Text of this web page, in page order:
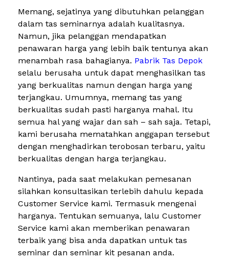
Memang, sejatinya yang dibutuhkan pelanggan
dalam tas seminarnya adalah kualitasnya.
Namun, jika pelanggan mendapatkan
penawaran harga yang lebih baik tentunya akan
menambah rasa bahagianya. Pabrik Tas Depok
selalu berusaha untuk dapat menghasilkan tas
yang berkualitas namun dengan harga yang
terjangkau. Umumnya, memang tas yang
berkualitas sudah pasti harganya mahal. Itu
semua hal yang wajar dan sah – sah saja. Tetapi,
kami berusaha mematahkan anggapan tersebut
dengan menghadirkan terobosan terbaru, yaitu
berkualitas dengan harga terjangkau.
Nantinya, pada saat melakukan pemesanan
silahkan konsultasikan terlebih dahulu kepada
Customer Service kami. Termasuk mengenai
harganya. Tentukan semuanya, lalu Customer
Service kami akan memberikan penawaran
terbaik yang bisa anda dapatkan untuk tas
seminar dan seminar kit pesanan anda.